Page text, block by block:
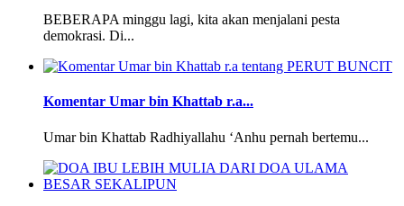
BEBERAPA minggu lagi, kita akan menjalani pesta
demokrasi. Di...
Komentar Umar bin Khattab r.a...
Umar bin Khattab Radhiyallahu ‘Anhu pernah bertemu...